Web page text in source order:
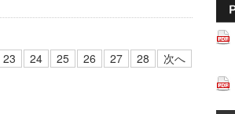
23 24 25 26 27 28 次へ